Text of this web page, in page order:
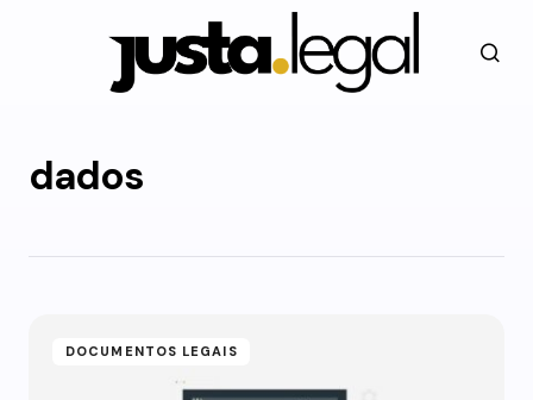
dados
DOCUMENTOS LEGAIS